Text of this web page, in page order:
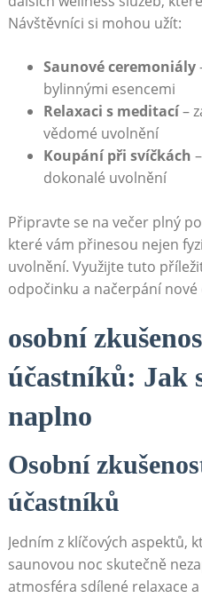
Návštěvníci si mohou užít:
Saunové⁣ ceremoniály
bylinnými esencemi
Relaxaci⁢ s ​meditací–
vědomé uvolnění
Koupání​ při svíčkách
dokonalé‌ uvolnění
Připravte se na‌ večer plný​
které⁢ vám přinesou nejen
uvolnění. Využijte⁣ tuto
odpočinku a ‍načerpání ‌nové
osobní
účastníků: ⁢Jak
naplno
Osobní
účastníků
Jedním z klíčových aspektů,
saunovou noc skutečně
⁢atmosféra sdílené ⁤relaxace‍